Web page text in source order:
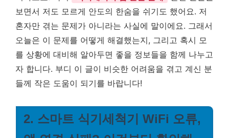
보면서 저도 모르게 안도의 한숨을 쉬기도 했어요. 저
혼자만 겪는 문제가 아니라는 사실에 말이에요. 그래서
오늘은 이 문제를 어떻게 해결했는지, 그리고 혹시 모
를 상황에 대비해 알아두면 좋을 정보들을 함께 나누고
자 합니다. 부디 이 글이 비슷한 어려움을 겪고 계신 분
들께 작은 도움이 되기를 바랍니다!
2. 스마트 식기세척기 WiFi 오류,